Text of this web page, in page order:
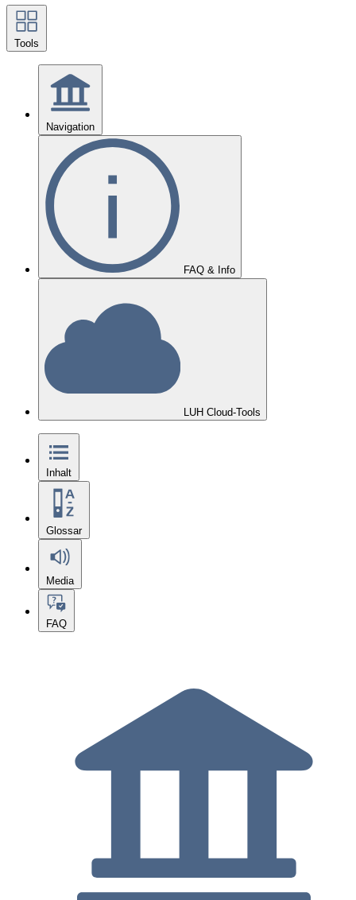
Tools
Navigation
FAQ & Info
LUH Cloud-Tools
Inhalt
Glossar
Media
FAQ